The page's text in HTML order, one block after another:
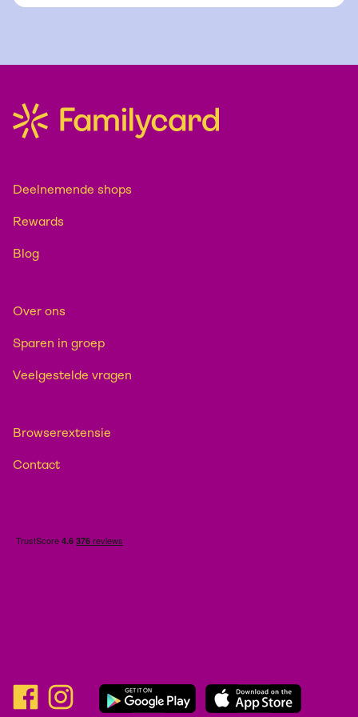
Deelnemende shops
Rewards
Blog
Over ons
Sparen in groep
Veelgestelde vragen
Browserextensie
Contact